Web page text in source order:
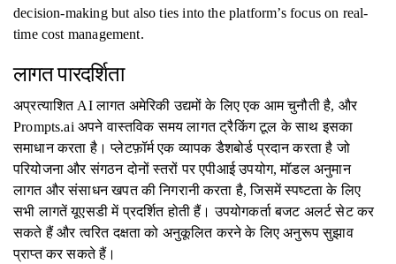
decision-making but also ties into the platform’s focus on real-
time cost management.
लागत पारदर्शिता
अप्रत्याशित AI लागत अमेरिकी उद्यमों के लिए एक आम चुनौती है, और
Prompts.ai अपने वास्तविक समय लागत ट्रैकिंग टूल के साथ इसका
समाधान करता है। प्लेटफ़ॉर्म एक व्यापक डैशबोर्ड प्रदान करता है जो
परियोजना और संगठन दोनों स्तरों पर एपीआई उपयोग, मॉडल अनुमान
लागत और संसाधन खपत की निगरानी करता है, जिसमें स्पष्टता के लिए
सभी लागतें यूएसडी में प्रदर्शित होती हैं। उपयोगकर्ता बजट अलर्ट सेट कर
सकते हैं और त्वरित दक्षता को अनुकूलित करने के लिए अनुरूप सुझाव
प्राप्त कर सकते हैं।